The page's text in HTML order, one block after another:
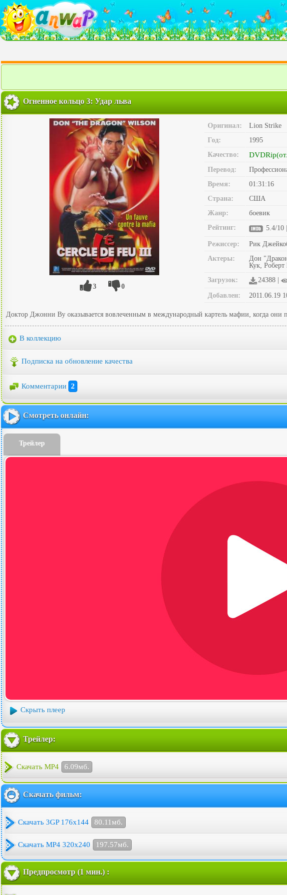
Огненное кольцо 3: Удар льва
3 0
Оригинал:
Lion Strike
Год:
1995
Качество:
Перевод:
Время:
01:31:16
Страна:
США
Жанр:
боевик
Рейтинг:
5.4/10 |
Режиссер:
Рик
Актеры:
Дон
Кук,
Загрузок:
24388 |
Добавлен: 2011.06.19
Доктор Джонни Ву оказывается вовлеченным в международный картель мафии, когда они
В коллекцию
Подписка на обновление качества
Комментарии 2
Смотреть онлайн:
Трейлер
Скрыть плеер
Трейлер:
Скачать MP4 6.09мб.
Скачать фильм:
Скачать 3GP 176x144 80.11мб.
Скачать MP4 320x240 197.57мб.
Предпросмотр (1 мин.) :